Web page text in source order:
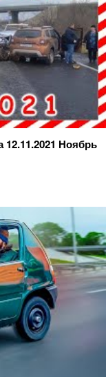
12.11.2021 Ноябрь